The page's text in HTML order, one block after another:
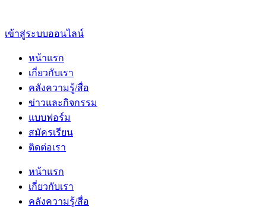
เข้าสู่ระบบออนไลน์
หน้าแรก
เกี่ยวกับเรา
คลังความรู้/สื่อ
ข่าวและกิจกรรม
แบบฟอร์ม
สมัครเรียน
ติดต่อเรา
หน้าแรก
เกี่ยวกับเรา
คลังความรู้/สื่อ